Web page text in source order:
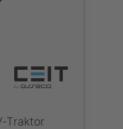
Traktor